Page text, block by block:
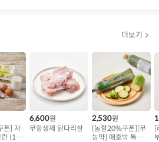
더보기
폰] 자
란 (10
6,600원
무항생제 닭다리살
2,530원
[농할20%쿠폰][무
농약] 애호박 특품
[